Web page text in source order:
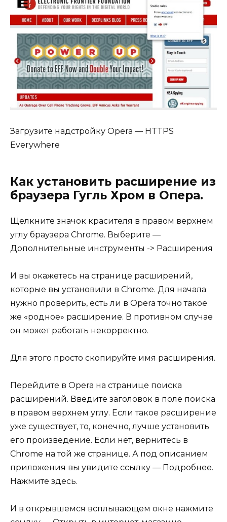
Загрузите надстройку Opera — HTTPS
Everywhere
Как установить расширение из
браузера Гугль Хром в Опера.
Щелкните значок красителя в правом верхнем
углу браузера Chrome. Выберите —
Дополнительные инструменты -> Расширения
И вы окажетесь на странице расширений,
которые вы установили в Chrome. Для начала
нужно проверить, есть ли в Opera точно такое
же «родное» расширение. В противном случае
он может работать некорректно.
Для этого просто скопируйте имя расширения.
Перейдите в Opera на странице поиска
расширений. Введите заголовок в поле поиска
в правом верхнем углу. Если такое расширение
уже существует, то, конечно, лучше установить
его произведение. Если нет, вернитесь в
Chrome на той же странице. А под описанием
приложения вы увидите ссылку — Подробнее.
Нажмите здесь.
И в открывшемся всплывающем окне нажмите